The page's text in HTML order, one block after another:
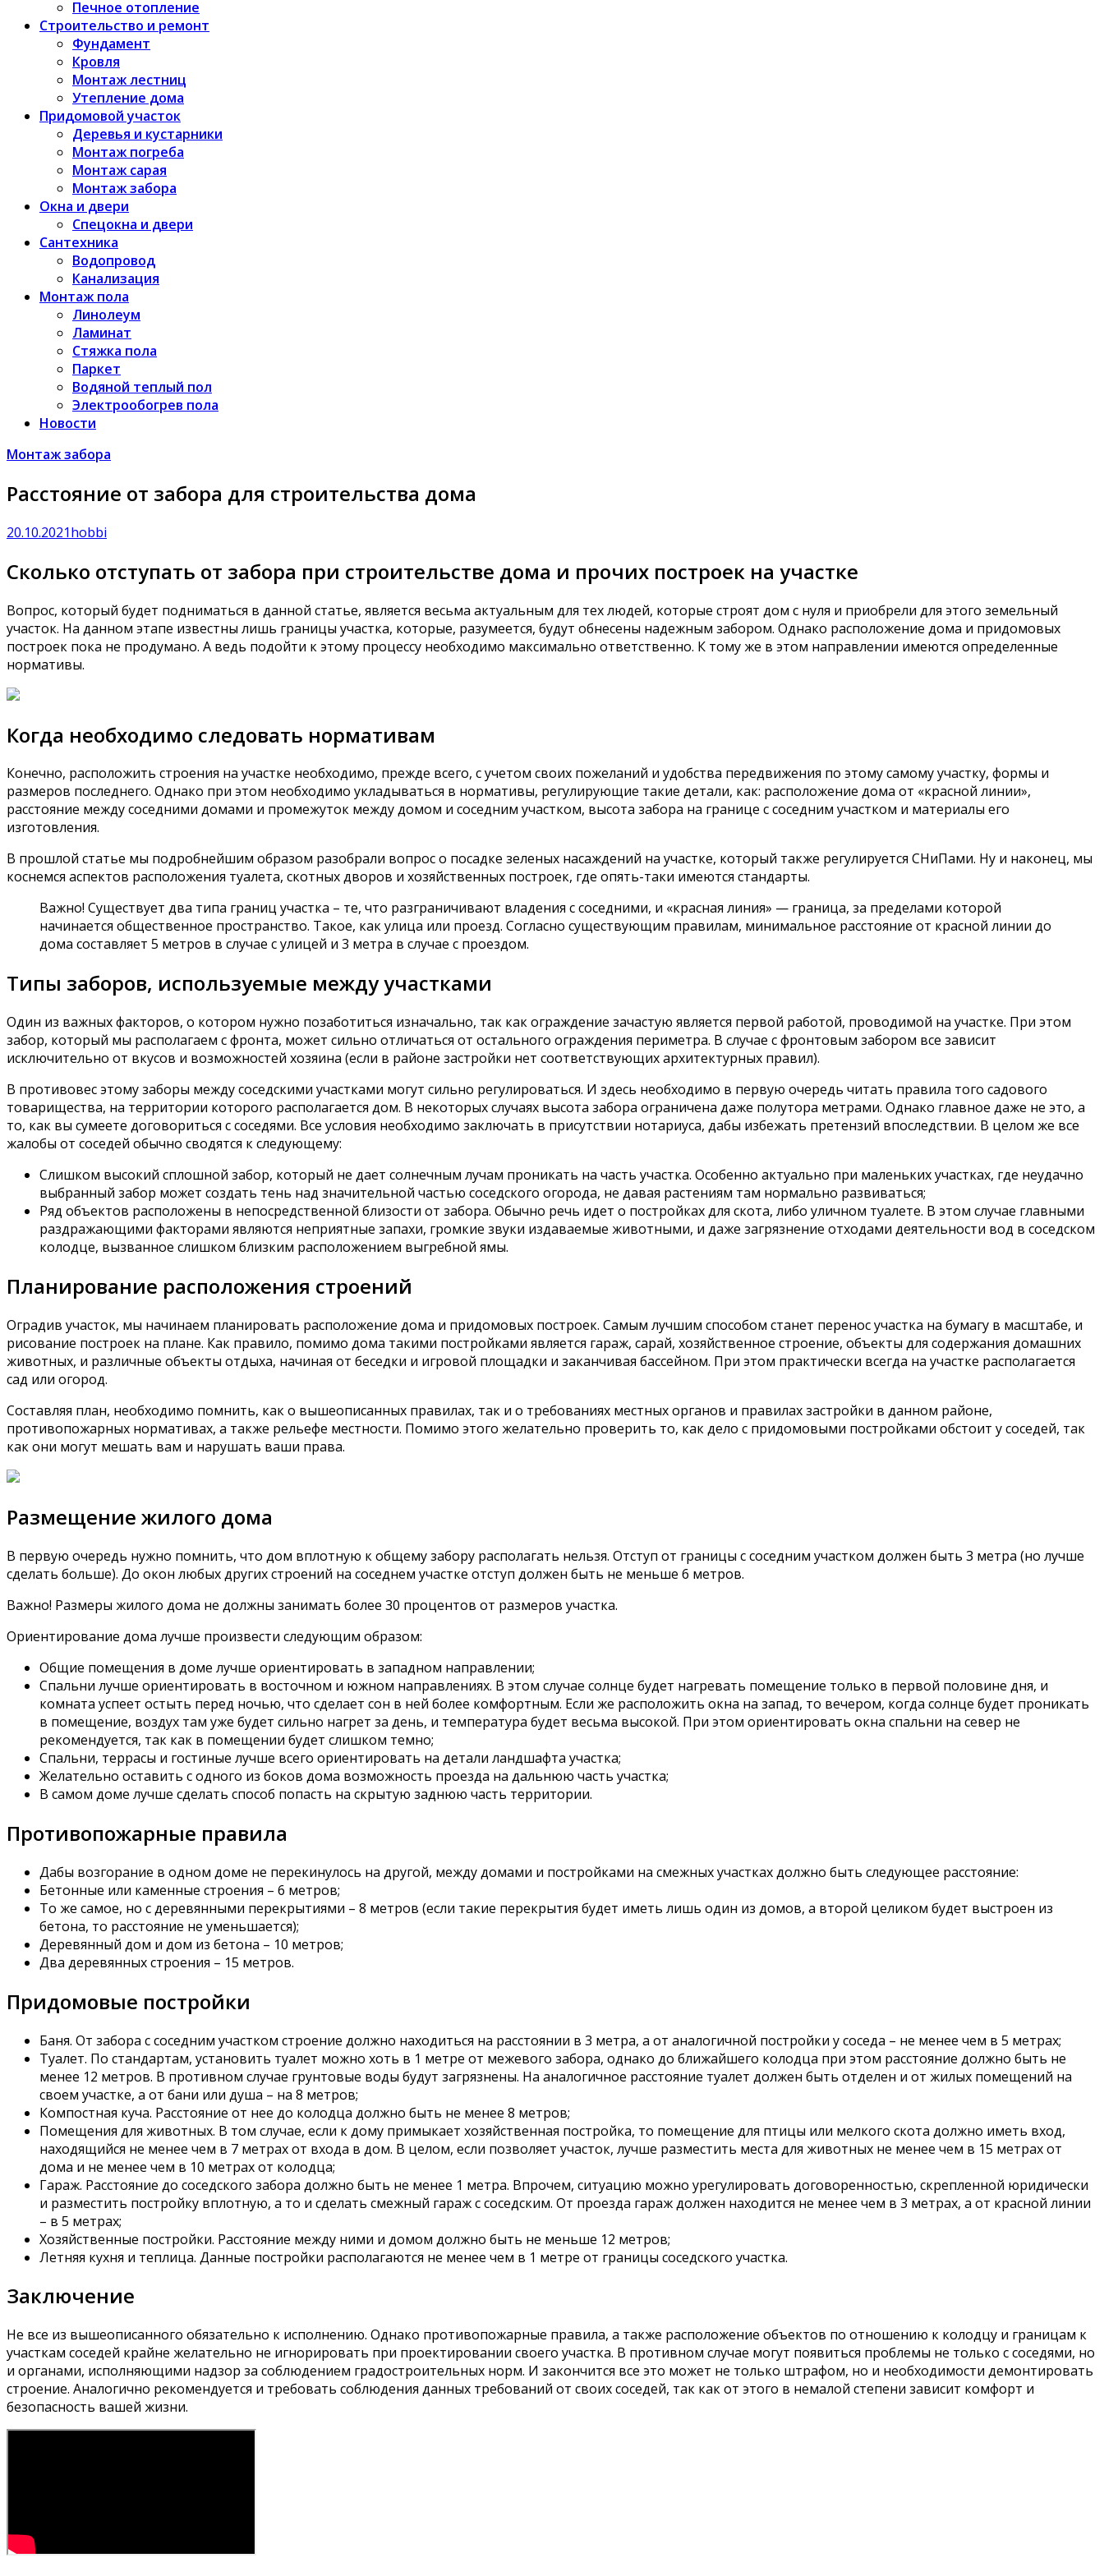
Печное отопление
Строительство и ремонт
Фундамент
Кровля
Монтаж лестниц
Утепление дома
Придомовой участок
Деревья и кустарники
Монтаж погреба
Монтаж сарая
Монтаж забора
Окна и двери
Спецокна и двери
Сантехника
Водопровод
Канализация
Монтаж пола
Линолеум
Ламинат
Стяжка пола
Паркет
Водяной теплый пол
Электрообогрев пола
Новости
Монтаж забора
Расстояние от забора для строительства дома
20.10.2021hobbi
Сколько отступать от забора при строительстве дома и прочих построек на участке
Вопрос, который будет подниматься в данной статье, является весьма актуальным для тех людей, которые строят дом с нуля и приобрели для этого земельный
участок. На данном этапе известны лишь границы участка, которые, разумеется, будут обнесены надежным забором. Однако расположение дома и придомовых
построек пока не продумано. А ведь подойти к этому процессу необходимо максимально ответственно. К тому же в этом направлении имеются определенные
нормативы.
Когда необходимо следовать нормативам
Конечно, расположить строения на участке необходимо, прежде всего, с учетом своих пожеланий и удобства передвижения по этому самому участку, формы и
размеров последнего. Однако при этом необходимо укладываться в нормативы, регулирующие такие детали, как: расположение дома от «красной линии»,
расстояние между соседними домами и промежуток между домом и соседним участком, высота забора на границе с соседним участком и материалы его
изготовления.
В прошлой статье мы подробнейшим образом разобрали вопрос о посадке зеленых насаждений на участке, который также регулируется СНиПами. Ну и наконец, мы
коснемся аспектов расположения туалета, скотных дворов и хозяйственных построек, где опять-таки имеются стандарты.
Важно! Существует два типа границ участка – те, что разграничивают владения с соседними, и «красная линия» — граница, за пределами которой
начинается общественное пространство. Такое, как улица или проезд. Согласно существующим правилам, минимальное расстояние от красной линии до
дома составляет 5 метров в случае с улицей и 3 метра в случае с проездом.
Типы заборов, используемые между участками
Один из важных факторов, о котором нужно позаботиться изначально, так как ограждение зачастую является первой работой, проводимой на участке. При этом
забор, который мы располагаем с фронта, может сильно отличаться от остального ограждения периметра. В случае с фронтовым забором все зависит
исключительно от вкусов и возможностей хозяина (если в районе застройки нет соответствующих архитектурных правил).
В противовес этому заборы между соседскими участками могут сильно регулироваться. И здесь необходимо в первую очередь читать правила того садового
товарищества, на территории которого располагается дом. В некоторых случаях высота забора ограничена даже полутора метрами. Однако главное даже не это, а
то, как вы сумеете договориться с соседями. Все условия необходимо заключать в присутствии нотариуса, дабы избежать претензий впоследствии. В целом же все
жалобы от соседей обычно сводятся к следующему:
Слишком высокий сплошной забор, который не дает солнечным лучам проникать на часть участка. Особенно актуально при маленьких участках, где неудачно
выбранный забор может создать тень над значительной частью соседского огорода, не давая растениям там нормально развиваться;
Ряд объектов расположены в непосредственной близости от забора. Обычно речь идет о постройках для скота, либо уличном туалете. В этом случае главными
раздражающими факторами являются неприятные запахи, громкие звуки издаваемые животными, и даже загрязнение отходами деятельности вод в соседском
колодце, вызванное слишком близким расположением выгребной ямы.
Планирование расположения строений
Оградив участок, мы начинаем планировать расположение дома и придомовых построек. Самым лучшим способом станет перенос участка на бумагу в масштабе, и
рисование построек на плане. Как правило, помимо дома такими постройками является гараж, сарай, хозяйственное строение, объекты для содержания домашних
животных, и различные объекты отдыха, начиная от беседки и игровой площадки и заканчивая бассейном. При этом практически всегда на участке располагается
сад или огород.
Составляя план, необходимо помнить, как о вышеописанных правилах, так и о требованиях местных органов и правилах застройки в данном районе,
противопожарных нормативах, а также рельефе местности. Помимо этого желательно проверить то, как дело с придомовыми постройками обстоит у соседей, так
как они могут мешать вам и нарушать ваши права.
Размещение жилого дома
В первую очередь нужно помнить, что дом вплотную к общему забору располагать нельзя. Отступ от границы с соседним участком должен быть 3 метра (но лучше
сделать больше). До окон любых других строений на соседнем участке отступ должен быть не меньше 6 метров.
Важно! Размеры жилого дома не должны занимать более 30 процентов от размеров участка.
Ориентирование дома лучше произвести следующим образом:
Общие помещения в доме лучше ориентировать в западном направлении;
Спальни лучше ориентировать в восточном и южном направлениях. В этом случае солнце будет нагревать помещение только в первой половине дня, и
комната успеет остыть перед ночью, что сделает сон в ней более комфортным. Если же расположить окна на запад, то вечером, когда солнце будет проникать
в помещение, воздух там уже будет сильно нагрет за день, и температура будет весьма высокой. При этом ориентировать окна спальни на север не
рекомендуется, так как в помещении будет слишком темно;
Спальни, террасы и гостиные лучше всего ориентировать на детали ландшафта участка;
Желательно оставить с одного из боков дома возможность проезда на дальнюю часть участка;
В самом доме лучше сделать способ попасть на скрытую заднюю часть территории.
Противопожарные правила
Дабы возгорание в одном доме не перекинулось на другой, между домами и постройками на смежных участках должно быть следующее расстояние:
Бетонные или каменные строения – 6 метров;
То же самое, но с деревянными перекрытиями – 8 метров (если такие перекрытия будет иметь лишь один из домов, а второй целиком будет выстроен из
бетона, то расстояние не уменьшается);
Деревянный дом и дом из бетона – 10 метров;
Два деревянных строения – 15 метров.
Придомовые постройки
Баня. От забора с соседним участком строение должно находиться на расстоянии в 3 метра, а от аналогичной постройки у соседа – не менее чем в 5 метрах;
Туалет. По стандартам, установить туалет можно хоть в 1 метре от межевого забора, однако до ближайшего колодца при этом расстояние должно быть не
менее 12 метров. В противном случае грунтовые воды будут загрязнены. На аналогичное расстояние туалет должен быть отделен и от жилых помещений на
своем участке, а от бани или душа – на 8 метров;
Компостная куча. Расстояние от нее до колодца должно быть не менее 8 метров;
Помещения для животных. В том случае, если к дому примыкает хозяйственная постройка, то помещение для птицы или мелкого скота должно иметь вход,
находящийся не менее чем в 7 метрах от входа в дом. В целом, если позволяет участок, лучше разместить места для животных не менее чем в 15 метрах от
дома и не менее чем в 10 метрах от колодца;
Гараж. Расстояние до соседского забора должно быть не менее 1 метра. Впрочем, ситуацию можно урегулировать договоренностью, скрепленной юридически
и разместить постройку вплотную, а то и сделать смежный гараж с соседским. От проезда гараж должен находится не менее чем в 3 метрах, а от красной линии
– в 5 метрах;
Хозяйственные постройки. Расстояние между ними и домом должно быть не меньше 12 метров;
Летняя кухня и теплица. Данные постройки располагаются не менее чем в 1 метре от границы соседского участка.
Заключение
Не все из вышеописанного обязательно к исполнению. Однако противопожарные правила, а также расположение объектов по отношению к колодцу и границам к
участкам соседей крайне желательно не игнорировать при проектировании своего участка. В противном случае могут появиться проблемы не только с соседями, но
и органами, исполняющими надзор за соблюдением градостроительных норм. И закончится все это может не только штрафом, но и необходимости демонтировать
строение. Аналогично рекомендуется и требовать соблюдения данных требований от своих соседей, так как от этого в немалой степени зависит комфорт и
безопасность вашей жизни.